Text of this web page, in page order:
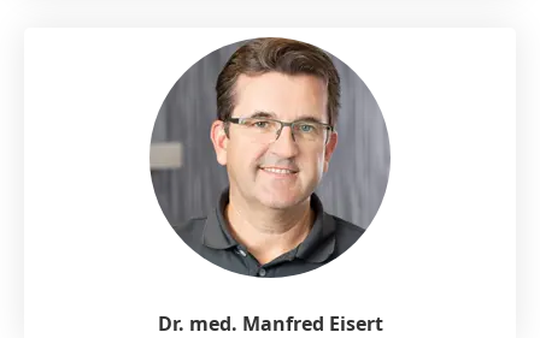
Dr. med. Manfred Eisert